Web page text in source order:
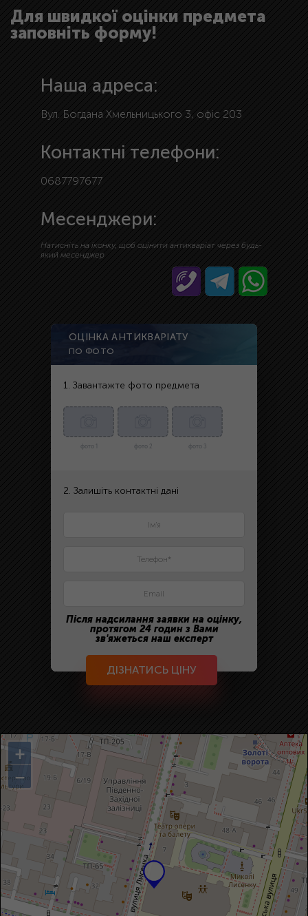
Для швидкої оцінки предмета
заповніть форму!
Наша адреса:
Вул. Богдана Хмельницького 3, офіс 203
Контактні телефони:
0687797677
Месенджери:
Натисніть на іконку, щоб оцінити антикваріат через будь-
який месенджер
ОЦІНКА АНТИКВАРІАТУ
ПО ФОТО
1. Завантажте фото предмета
фото 1 фото 2 фото 3
2. Залишіть контактні дані
Після надсилання заявки на оцінку,
протягом 24 годин з Вами
зв'яжеться наш експерт
ДІЗНАТИСЬ ЦІНУ
+
−